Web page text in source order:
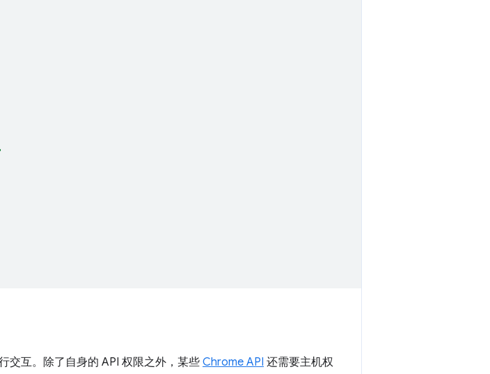
交互。除了自身的 API 权限之外，某些Chrome API 还需要主机权